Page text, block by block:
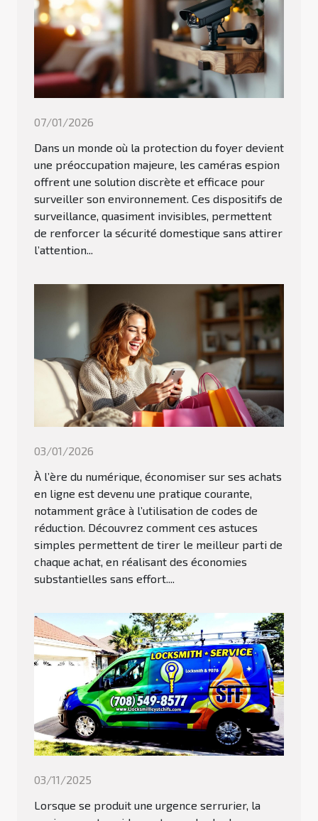
07/01/2026
Dans un monde où la protection du foyer devient
une préoccupation majeure, les caméras espion
offrent une solution discrète et efficace pour
surveiller son environnement. Ces dispositifs de
surveillance, quasiment invisibles, permettent
de renforcer la sécurité domestique sans attirer
l’attention...
03/01/2026
À l’ère du numérique, économiser sur ses achats
en ligne est devenu une pratique courante,
notamment grâce à l’utilisation de codes de
réduction. Découvrez comment ces astuces
simples permettent de tirer le meilleur parti de
chaque achat, en réalisant des économies
substantielles sans effort....
03/11/2025
Lorsque se produit une urgence serrurier, la